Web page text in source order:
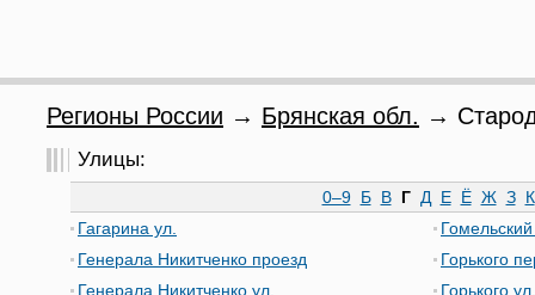
Регионы России → Брянская обл. →
Улицы:
0–9 Б В Г Д Е Ё Ж З К
Гагарина ул.
Генерала Никитченко проезд
Генерала Никитченко ул.
Горького
Горького ул.